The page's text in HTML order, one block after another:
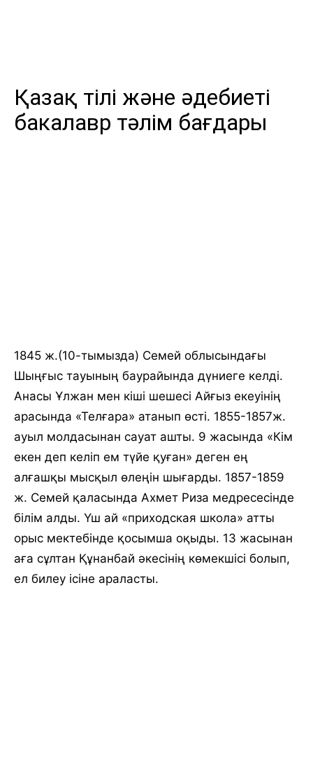
Қазақ тiлi және әдебиетi
бакалавр тәлім бағдары
1845 ж.(10-тымызда) Семей облысындағы
Шыңғыс тауының баурайында дүниеге келдi.
Анасы Ұлжан мен кiшi шешесi Айғыз екеуiнiң
арасында «Телғара» атанып өстi. 1855-1857ж.
ауыл молдасынан сауат ашты. 9 жасында «Кiм
екен деп келiп ем түйе қуған» деген ең
алғашқы мысқыл өлеңiн шығарды. 1857-1859
ж. Семей қаласында Ахмет Риза медресесiнде
бiлiм алды. Үш ай «приходская школа» атты
орыс мектебiнде қосымша оқыды. 13 жасынан
аға сұлтан Құнанбай әкесiнiң көмекшiсi болып,
ел билеу iсiне араласты.